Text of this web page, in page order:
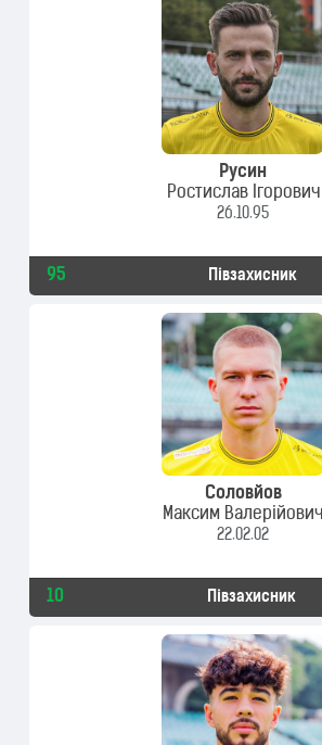
Русин
Ростислав Ігорович
26.10.95
95 Півзахисник
Соловйов
Максим Валерійович
22.02.02
10 Півзахисник